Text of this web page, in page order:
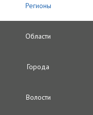
Регионы
Oбласти
Городa
Волости